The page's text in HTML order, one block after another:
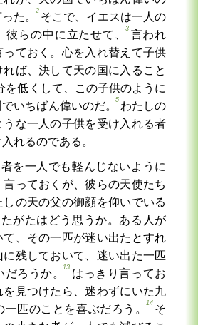
った。
2
そこで、イエスは一人の
彼らの中に立たせて、
3
言われ
っておく。心を入れ替えて子供
ば、決して天の国に入ること
を低くして、この子供のように
いちばん偉いのだ。
5
わたしの
な一人の子供を受け入れる者
れるのである。
を一人でも軽んじないように
っておくが、彼らの天使たち
の天の父の御顔を仰いでいる
がたはどう思うか。ある人が
、その一匹が迷い出たとすれ
残しておいて、迷い出た一匹
だろうか。
13
はっきり言ってお
を見つけたら、迷わずにいた九
一匹のことを喜ぶだろう。
14
そ